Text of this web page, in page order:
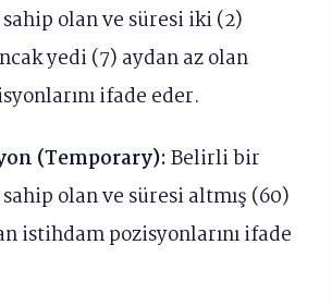
olan ve süresi iki (2)
yedi (7) aydan az olan
ifade eder.
(Temporary):Belirli bir
olan ve süresi altmış (60)
istihdam pozisyonlarını ifade